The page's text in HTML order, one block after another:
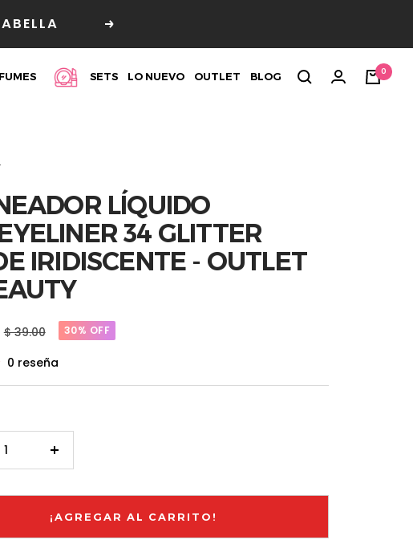
Siguiente
SETS LO NUEVO OUTLET BLOG 0
LÍQUIDO
34 GLITTER
IRIDISCENTE - OUTLET
Precio
$ 39.00 30% OFF
0 reseña
Aumentar
¡AGREGAR AL CARRITO!